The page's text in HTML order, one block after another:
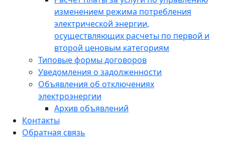
изменением режима потребления
электрической энергии,
осуществляющих расчеты по первой и
второй ценовым категориям
Типовые формы договоров
Уведомления о задолженности
Объявления об отключениях
электроэнергии
Архив объявлений
Контакты
Обратная связь